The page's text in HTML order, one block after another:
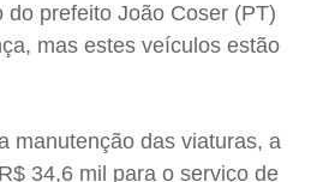
do prefeito João Coser (PT)
mas estes veículos estão
manutenção das viaturas, a
34,6 mil para o serviço de